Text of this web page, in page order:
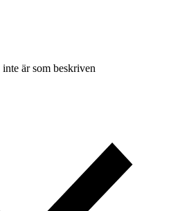
är som beskriven